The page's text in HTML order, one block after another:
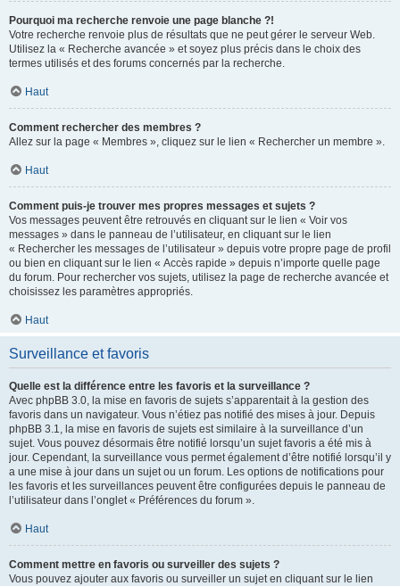
Pourquoi ma recherche renvoie une page blanche ?!
Votre recherche renvoie plus de résultats que ne peut gérer le serveur Web.
Utilisez la « Recherche avancée » et soyez plus précis dans le choix des
termes utilisés et des forums concernés par la recherche.
Haut
Comment rechercher des membres ?
Allez sur la page « Membres », cliquez sur le lien « Rechercher un membre ».
Haut
Comment puis-je trouver mes propres messages et sujets ?
Vos messages peuvent être retrouvés en cliquant sur le lien « Voir vos
messages » dans le panneau de l’utilisateur, en cliquant sur le lien
« Rechercher les messages de l’utilisateur » depuis votre propre page de profil
ou bien en cliquant sur le lien « Accès rapide » depuis n’importe quelle page
du forum. Pour rechercher vos sujets, utilisez la page de recherche avancée et
choisissez les paramètres appropriés.
Haut
Surveillance et favoris
Quelle est la différence entre les favoris et la surveillance ?
Avec phpBB 3.0, la mise en favoris de sujets s’apparentait à la gestion des
favoris dans un navigateur. Vous n’étiez pas notifié des mises à jour. Depuis
phpBB 3.1, la mise en favoris de sujets est similaire à la surveillance d’un
sujet. Vous pouvez désormais être notifié lorsqu’un sujet favoris a été mis à
jour. Cependant, la surveillance vous permet également d’être notifié lorsqu’il y
a une mise à jour dans un sujet ou un forum. Les options de notifications pour
les favoris et les surveillances peuvent être configurées depuis le panneau de
l’utilisateur dans l’onglet « Préférences du forum ».
Haut
Comment mettre en favoris ou surveiller des sujets ?
Vous pouvez ajouter aux favoris ou surveiller un sujet en cliquant sur le lien